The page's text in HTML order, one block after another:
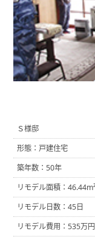
Ｓ様邸
形態：戸建住宅
築年数：50年
リモデル面積：
リモデル日数：45日
リモデル費用：535万円